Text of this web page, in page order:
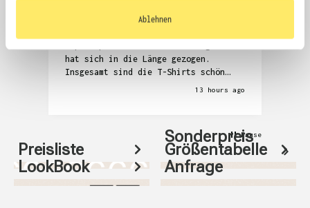
Ablehnen
Die Kommunikation zur Überprüfung der
hat sich in die Länge gezogen.
Insgesamt sind die T-Shirts schön
geworden, aber auch relativ teuer.
13 hours ago
Pause
Preisliste
Größentabelle
LookBook
Sonderpreis
Anfrage